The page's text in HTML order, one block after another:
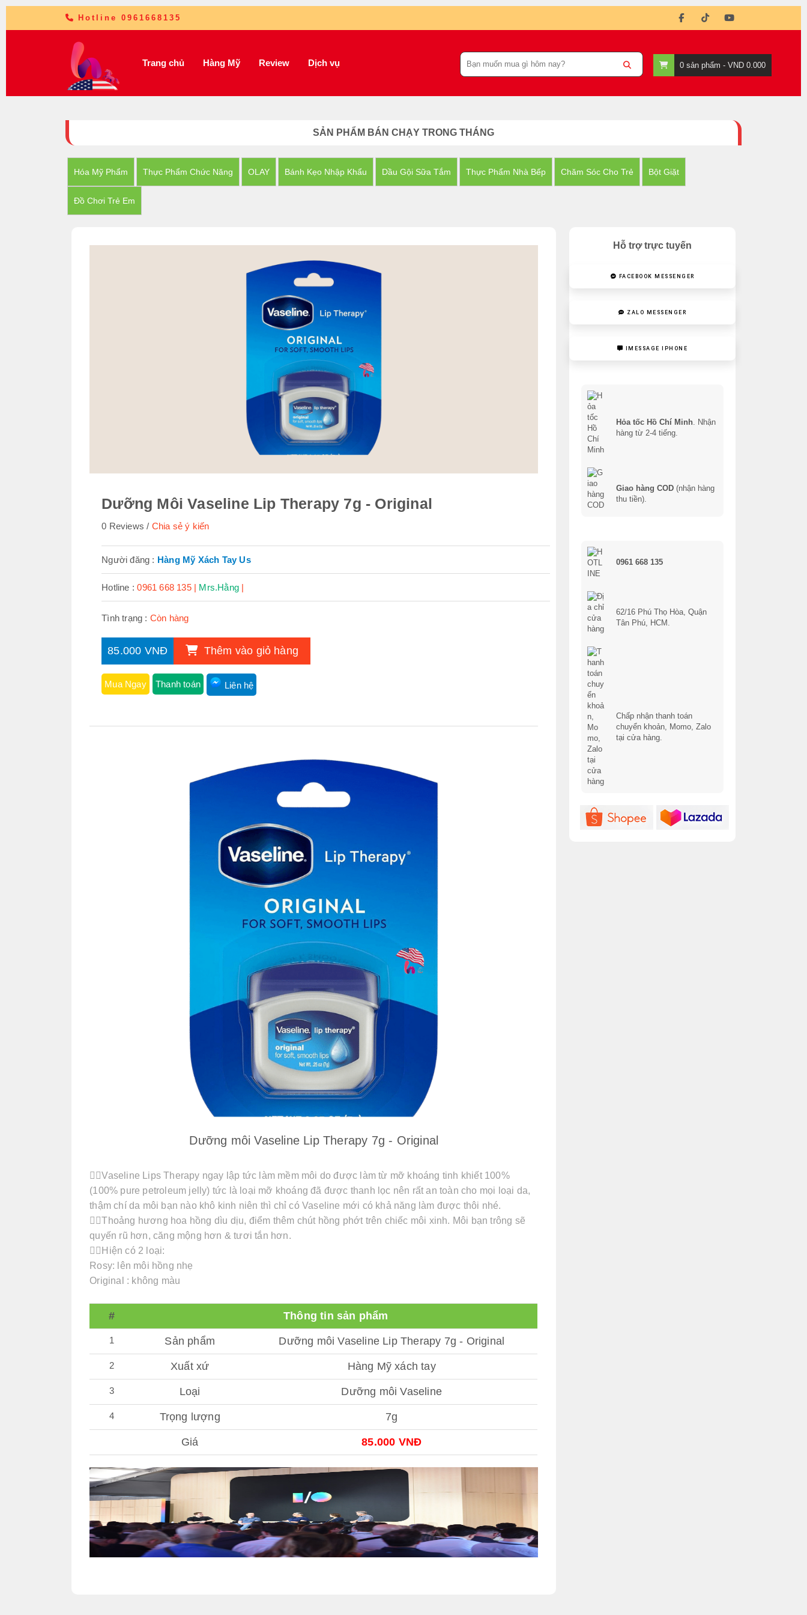
Hotline 0961668135
Trang chủ Hàng Mỹ Review Dịch vụ 0sản phẩm - VND 0.000
SẢN PHẨM BÁN CHẠY TRONG THÁNG
Hóa Mỹ Phẩm Thực Phẩm Chức Năng OLAY Bánh Kẹo Nhập Khẩu Dầu Gội Sữa Tắm Thực Phẩm Nhà Bếp Chăm Sóc Cho Trẻ Bột Giặt
Đồ Chơi Trẻ Em
Hỗ trợ trực tuyến
FACEBOOK MESSENGER
ZALO MESSENGER
IMESSAGE IPHONE
Hỏa tốc Hồ Chí Minh. Nhận
hàng từ 2-4 tiếng.
Giao hàng COD (nhận hàng
thu tiền).
0961 668 135
62/16 Phú Thọ Hòa, Quận
Tân Phú, HCM.
Chấp nhận thanh toán
chuyển khoản, Momo, Zalo
tại cửa hàng.
Dưỡng Môi Vaseline Lip Therapy 7g - Original
0 Reviews Chia sẻ ý kiến
Người đăng : Hàng Mỹ Xách Tay Us
Hotline :0961 668 135 | Mrs.Hằng|
Tình trạng : Còn hàng
85.000 VNĐ Thêm vào giỏ hàng
Mua Ngay Thanh toán Liên hệ
Dưỡng môi Vaseline Lip Therapy 7g - Original
👉🏻Vaseline Lips Therapy ngay lập tức làm mềm môi do được làm từ mỡ khoáng tinh khiết 100%
(100% pure petroleum jelly) tức là loại mỡ khoáng đã được thanh lọc nên rất an toàn cho mọi loại da,
thậm chí da môi bạn nào khô kinh niên thì chỉ có Vaseline mới có khả năng làm được thôi nhé.
👉🏻Thoảng hương hoa hồng dìu dịu, điểm thêm chút hồng phớt trên chiếc môi xinh. Môi bạn trông sẽ
quyến rũ hơn, căng mộng hơn & tươi tắn hơn.
👉🏻Hiện có 2 loại:
Rosy: lên môi hồng nhẹ
Original : không màu
# Thông tin sản phẩm
1 Sản phẩm Dưỡng môi Vaseline Lip Therapy 7g - Original
2 Xuất xứ Hàng Mỹ xách tay
3 Loại Dưỡng môi Vaseline
4 Trọng lượng 7g
Giá 85.000 VNĐ